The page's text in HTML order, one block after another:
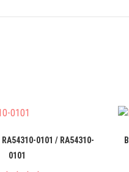
0101 / RA54310-
0101